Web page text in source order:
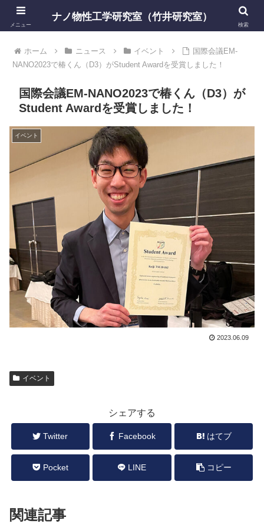
ホーム ニュース イベント
国際会議EM-
NANO2023で椿くん（D3）がStudent Awardを受賞しました！
国際会議EM-NANO2023で椿くん（D3）が
Student Awardを受賞しました！
イベント
2023.06.09
イベント
シェアする
Twitter Facebook はてブ
Pocket LINE コピー
関連記事
メニュー
ナノ物性工学研究室（竹井研究室）
検索